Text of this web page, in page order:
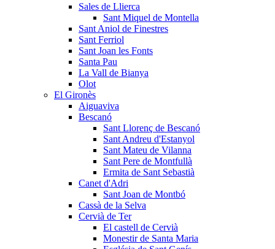
Sales de Llierca
Sant Miquel de Montella
Sant Aniol de Finestres
Sant Ferriol
Sant Joan les Fonts
Santa Pau
La Vall de Bianya
Olot
El Gironès
Aiguaviva
Bescanó
Sant Llorenç de Bescanó
Sant Andreu d'Estanyol
Sant Mateu de Vilanna
Sant Pere de Montfullà
Ermita de Sant Sebastià
Canet d'Adri
Sant Joan de Montbó
Cassà de la Selva
Cervià de Ter
El castell de Cervià
Monestir de Santa Maria